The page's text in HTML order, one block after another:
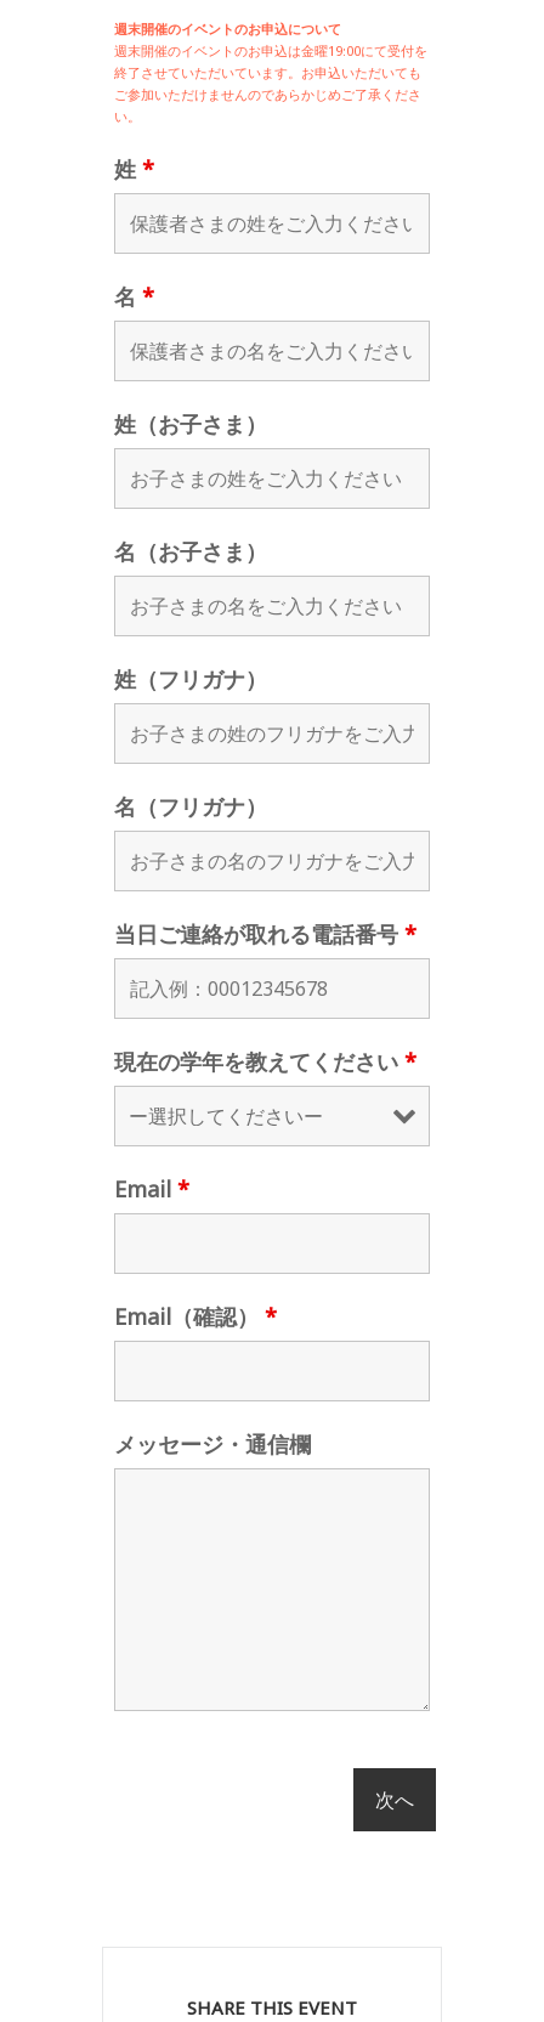
週末開催のイベントのお申込について
週末開催のイベントのお申込は金曜19:00にて受付を
終了させていただいています。お申込いただいても
ご参加いただけませんのであらかじめご了承くださ
い。
姓 *
名 *
姓（お子さま）
名（お子さま）
姓（フリガナ）
名（フリガナ）
当日ご連絡が取れる電話番号 *
現在の学年を教えてください *
Email *
Email（確認） *
メッセージ・通信欄
SHARE THIS EVENT